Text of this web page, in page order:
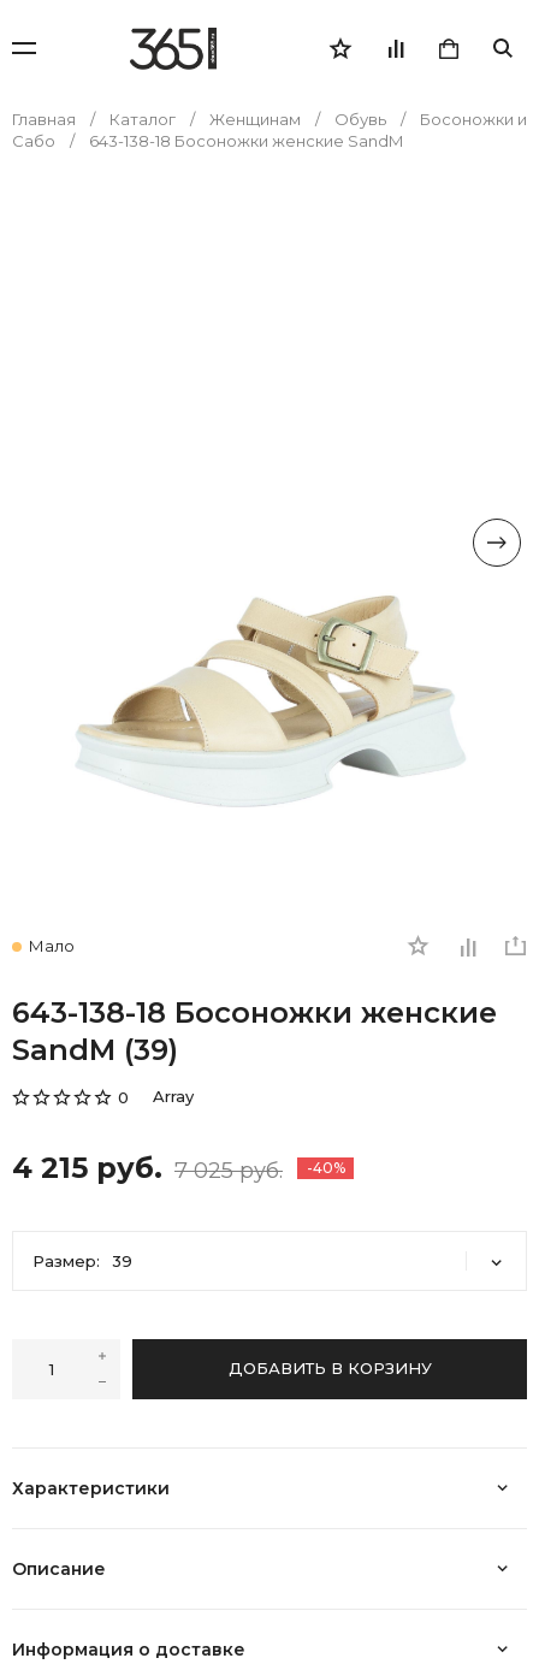
Главная Каталог Женщинам Обувь
Босоножки и
Сабо
643-138-18 Босоножки женские SandM
Мало
643-138-18 Босоножки женские
SandM (39)
0 Array
4 215 руб. 7 025 руб. -40%
Размер: 39
ДОБАВИТЬ В КОРЗИНУ
Характеристики
Описание
Информация о доставке